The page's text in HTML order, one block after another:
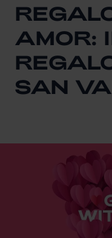
AMOR:
SAN